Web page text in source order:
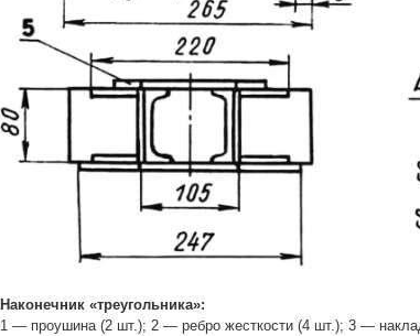
Наконечник «треугольника»:
1 — проушина (2 шт.); 2 — ребро жесткости (4 шт.); 3 —